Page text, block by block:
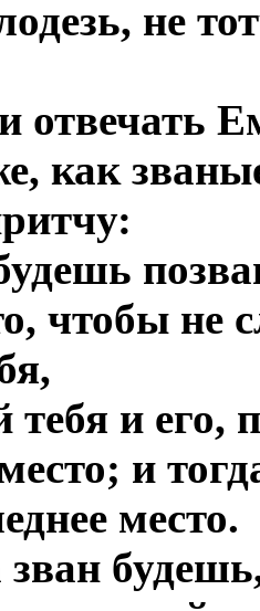
не
отвечать
как
чтобы не
и его,
и
место.